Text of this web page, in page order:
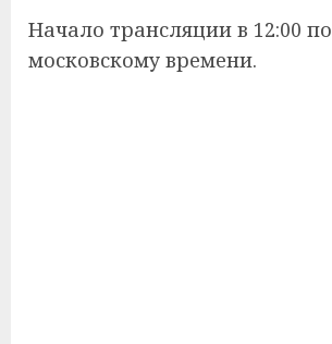
Начало трансляции в 12:00 по
московскому времени.